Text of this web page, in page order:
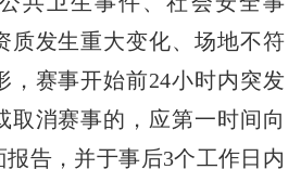
质发生重大变化、场地不符
，赛事开始前24小时内突发
取消赛事的，应第一时间向
告，并于事后3个工作日内